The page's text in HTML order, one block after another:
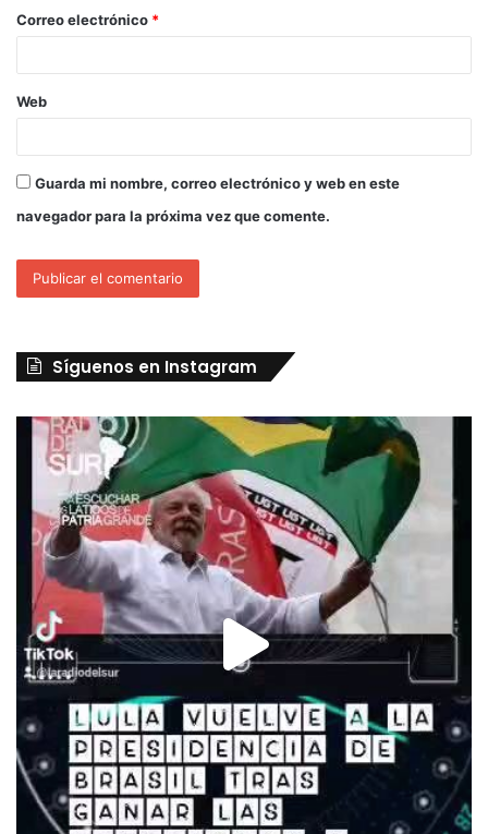
Correo electrónico *
Web
Guarda mi nombre, correo electrónico y web en este
navegador para la próxima vez que comente.
Síguenos en Instagram